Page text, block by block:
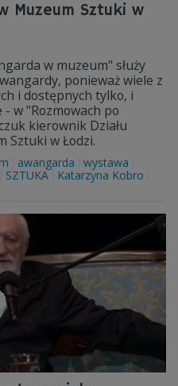
Muzeum Sztuki w
w muzeum" służy
ponieważ wiele z
i dostępnych tylko, i
w "Rozmowach po
kierownik Działu
Sztuki w Łodzi.
awangarda
wystawa
SZTUKA
Katarzyna Kobro